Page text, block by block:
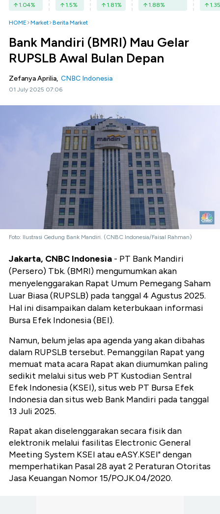
1.04% 1.5% 1.81% 1.88% 1.35
HOME Market Berita Market
Bank Mandiri (BMRI) Mau Gelar
RUPSLB Awal Bulan Depan
Zefanya Aprilia, CNBC Indonesia
01 July 2025 07:06
Foto: Ilustrasi Gedung Bank Mandiri. (CNBC Indonesia/Faisal Rahman)
Jakarta, CNBC Indonesia - PT Bank Mandiri
(Persero) Tbk. (BMRI) mengumumkan akan
menyelenggarakan Rapat Umum Pemegang Saham
Luar Biasa (RUPSLB) pada tanggal 4 Agustus 2025.
Hal ini disampaikan dalam keterbukaan informasi
Bursa Efek Indonesia (BEI).
Namun, belum jelas apa agenda yang akan dibahas
dalam RUPSLB tersebut. Pemanggilan Rapat yang
memuat mata acara Rapat akan diumumkan paling
sedikit melalui situs web PT Kustodian Sentral
Efek Indonesia (KSEI), situs web PT Bursa Efek
Indonesia dan situs web Bank Mandiri pada tanggal
13 Juli 2025.
Rapat akan diselenggarakan secara fisik dan
elektronik melalui fasilitas Electronic General
Meeting System KSEI atau eASY.KSEI" dengan
memperhatikan Pasal 28 ayat 2 Peraturan Otoritas
Jasa Keuangan Nomor 15/POJK.04/2020.